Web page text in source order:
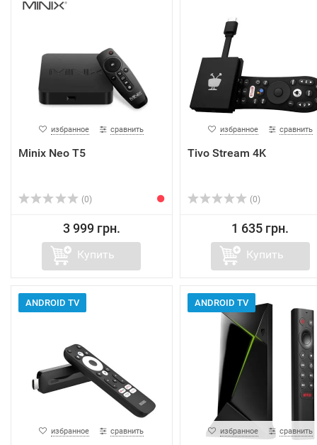
избранное сравнить
Minix Neo T5
(0)
3 999 грн.
Купить
избранное сравнить
Tivo Stream 4K
(0)
1 635 грн.
Купить
ANDROID TV
избранное сравнить
ANDROID TV
избранное сравнить